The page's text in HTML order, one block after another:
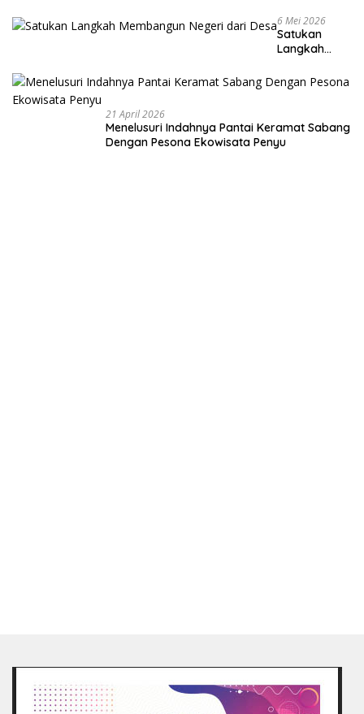
6 Mei 2026
Satukan
Langkah
Negeri dari
Desa
21 April 2026
Menelusuri Indahnya Pantai Keramat Sabang
Dengan Pesona Ekowisata Penyu